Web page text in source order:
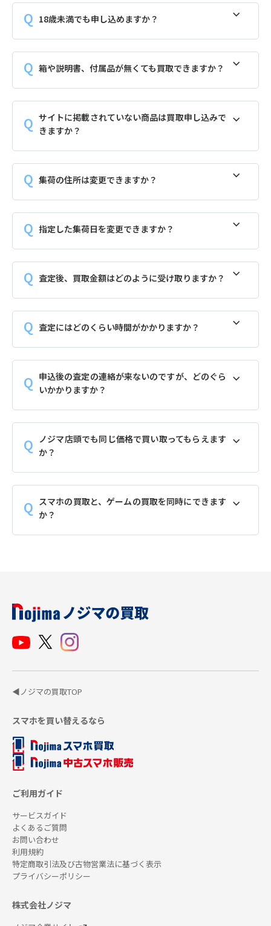
18歳未満でも申し込めますか？
箱や説明書、付属品が無くても買取できますか？
サイトに掲載されていない商品は買取申し込みで
きますか？
集荷の住所は変更できますか？
指定した集荷日を変更できますか？
査定後、買取金額はどのように受け取りますか？
査定にはどのくらい時間がかかりますか？
申込後の査定の連絡が来ないのですが、どのぐら
いかかりますか？
ノジマ店頭でも同じ価格で買い取ってもらえます
か？
スマホの買取と、ゲームの買取を同時にできます
か？
◀ノジマの買取TOP
スマホを買い替えるなら
ご利用ガイド
サービスガイド
よくあるご質問
お問い合わせ
利用規約
特定商取引法及び古物営業法に基づく表示
プライバシーポリシー
株式会社ノジマ